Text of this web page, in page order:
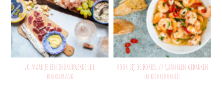
Zo maak je een indrukwekkende
borrelplank
Voor bij de borrel // Garnalen gebakken
in knoflookolie